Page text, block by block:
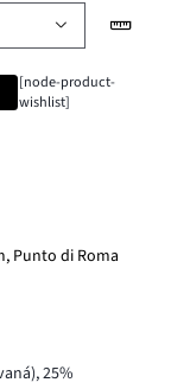
[node-product-
wishlist]
Punto di Roma
25%